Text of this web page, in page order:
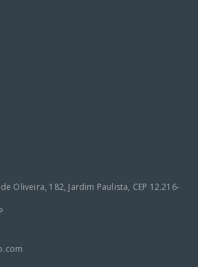
Oliveira, 182, Jardim Paulista, CEP 12.216-